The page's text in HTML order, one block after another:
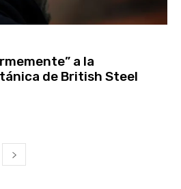
a la
de British Steel